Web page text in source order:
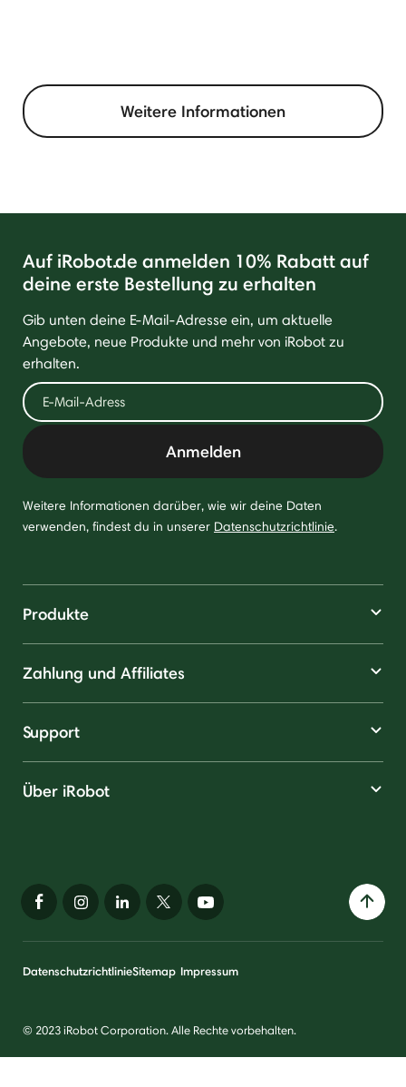
Weitere Informationen
Auf iRobot.de anmelden 10% Rabatt auf
deine erste Bestellung zu erhalten
Gib unten deine E-Mail-Adresse ein, um aktuelle
Angebote, neue Produkte und mehr von iRobot zu
erhalten.
Anmelden
Weitere Informationen darüber, wie wir deine Daten
verwenden, findest du in unserer Datenschutzrichtlinie.
Produkte
Zahlung und Affiliates
Support
Über iRobot
DatenschutzrichtlinieSitemap Impressum
© 2023 iRobot Corporation. Alle Rechte vorbehalten.